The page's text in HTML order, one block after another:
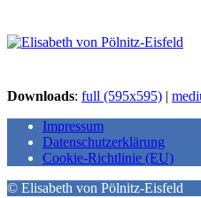
Downloads: full (595x595) |
Impressum
Datenschutzerklärung
Cookie-Richtlinie (EU)
© Elisabeth von Pölnitz-Eisfeld